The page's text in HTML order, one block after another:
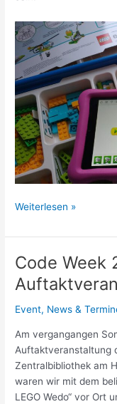
Fußball-
und
Weiterlesen »
Code Week
Event, News &
Am vergangangen
Auftaktveranstaltung
Zentralbibliothek am
waren wir mit dem
LEGO Wedo“ vor Ort